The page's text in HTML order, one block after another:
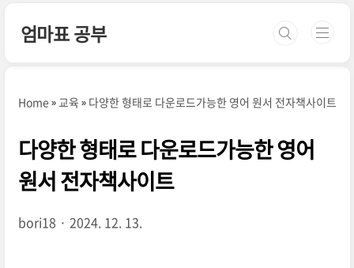
엄마표 공부
Home 교육 다양한 형태로 다운로드가능한 영어 원서 전자책사이트
다양한 형태로 다운로드가능한 영어
원서 전자책사이트
bori18 2024. 12. 13.